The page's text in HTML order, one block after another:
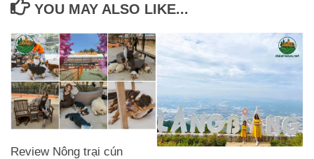
YOU MAY ALSO LIKE...
Review Nông trại cún